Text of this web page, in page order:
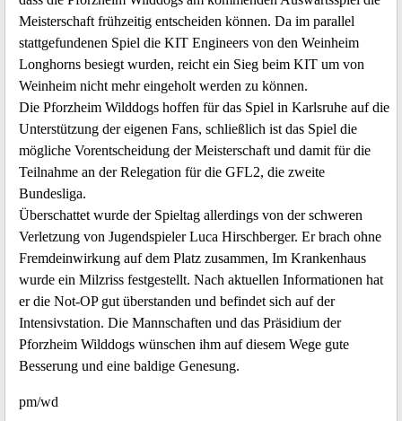
Meisterschaft frühzeitig entscheiden können. Da im parallel
stattgefundenen Spiel die KIT Engineers von den Weinheim
Longhorns besiegt wurden, reicht ein Sieg beim KIT um von
Weinheim nicht mehr eingeholt werden zu können.
Die Pforzheim Wilddogs hoffen für das Spiel in Karlsruhe auf die
Unterstützung der eigenen Fans, schließlich ist das Spiel die
mögliche Vorentscheidung der Meisterschaft und damit für die
Teilnahme an der Relegation für die GFL2, die zweite
Bundesliga.
Überschattet wurde der Spieltag allerdings von der schweren
Verletzung von Jugendspieler Luca Hirschberger. Er brach ohne
Fremdeinwirkung auf dem Platz zusammen, Im Krankenhaus
wurde ein Milzriss festgestellt. Nach aktuellen Informationen hat
er die Not-OP gut überstanden und befindet sich auf der
Intensivstation. Die Mannschaften und das Präsidium der
Pforzheim Wilddogs wünschen ihm auf diesem Wege gute
Besserung und eine baldige Genesung.
pm/wd